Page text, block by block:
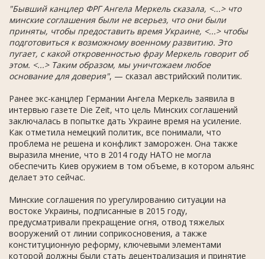
"Бывший канцлер ФРГ Ангела Меркель сказала, <...> что
минские соглашения были не всерьез, что они были
приняты, чтобы предоставить время Украине, <...> чтобы
подготовиться к возможному военному развитию. Это
пугает, с какой откровенностью фрау Меркель говорит об
этом. <...> Таким образом, мы уничтожаем любое
основание для доверия", — сказал австрийский политик.
Ранее экс-канцлер Германии Ангела Меркель заявила в
интервью газете Die Zeit, что цель Минских соглашений
заключалась в попытке дать Украине время на усиление.
Как отметила немецкий политик, все понимали, что
проблема не решена и конфликт заморожен. Она также
выразила мнение, что в 2014 году НАТО не могла
обеспечить Киев оружием в том объеме, в котором альянс
делает это сейчас.
Минские соглашения по урегулированию ситуации на
востоке Украины, подписанные в 2015 году,
предусматривали прекращение огня, отвод тяжелых
вооружений от линии соприкосновения, а также
конституционную реформу, ключевыми элементами
которой должны были стать децентрализация и принятие